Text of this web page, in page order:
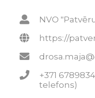
NVO
https://
+371
telefons)